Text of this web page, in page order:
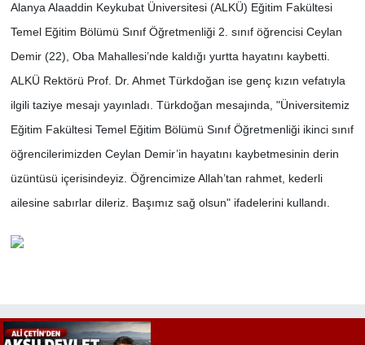
Alanya Alaaddin Keykubat Üniversitesi (ALKÜ) Eğitim Fakültesi
Temel Eğitim Bölümü Sınıf Öğretmenliği 2. sınıf öğrencisi Ceylan
Demir (22), Oba Mahallesi’nde kaldığı yurtta hayatını kaybetti.
ALKÜ Rektörü Prof. Dr. Ahmet Türkdoğan ise genç kızın vefatıyla
ilgili taziye mesajı yayınladı. Türkdoğan mesajında, "Üniversitemiz
Eğitim Fakültesi Temel Eğitim Bölümü Sınıf Öğretmenliği ikinci sınıf
öğrencilerimizden Ceylan Demir’in hayatını kaybetmesinin derin
üzüntüsü içerisindeyiz. Öğrencimize Allah’tan rahmet, kederli
ailesine sabırlar dileriz. Başımız sağ olsun" ifadelerini kullandı.